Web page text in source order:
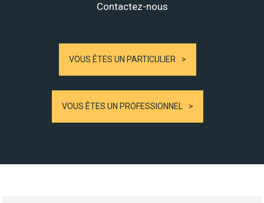
Contactez-nous
VOUS ÊTES UN PARTICULIER
VOUS ÊTES UN PROFESSIONNEL